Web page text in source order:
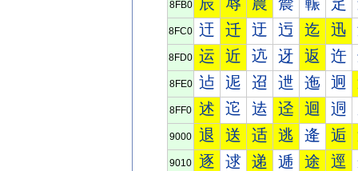
8FB0
8FC0 迀 迁 迂 迃 迄 迅
8FD0 运 近 迒 迓 返 迕
8FE0 迠 迡 迢 迣 迤 迥
8FF0 述 迱 迲 迳 迴 迵
9000 退 送 适 逃 逄 逅
9010 逐 逑 递 逓 途 逕